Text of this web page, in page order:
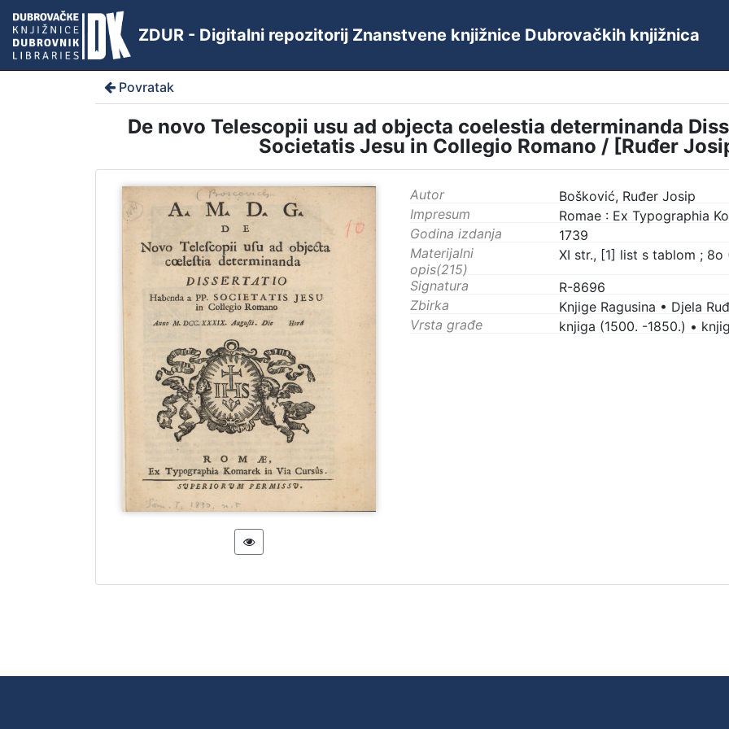
ZDUR - Digitalni repozitorij Znanstvene knjižnice Dubrovačkih knjižnica
Povratak
De novo Telescopii usu ad objecta coelestia determinanda
Societatis Jesu in Collegio Romano / [Ruđer
Autor
Bošković, Ruđer Josip
Impresum
Romae : Ex Typographia
Godina izdanja
1739
Materijalni
opis(215)
XI str., [1] list s tablom ; 8o
Signatura
R-8696
Zbirka
Knjige Ragusina • Djela
Vrsta građe
knjiga (1500. -1850.) •